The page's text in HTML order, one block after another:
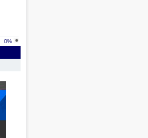
0%